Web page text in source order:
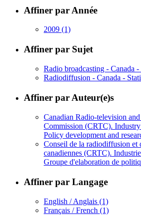
Affiner par Année
2009 (1)
Affiner par Sujet
Radio broadcasting - Canada -
Radiodiffusion - Canada -
Affiner par Auteur(e)s
Canadian Radio-television
Commission (CRTC).
Policy development and
Conseil de la radiodiffusion et
canadiennes (CRTC).
Groupe d'elaboration de
Affiner par Langage
English / Anglais (1)
Français / French (1)